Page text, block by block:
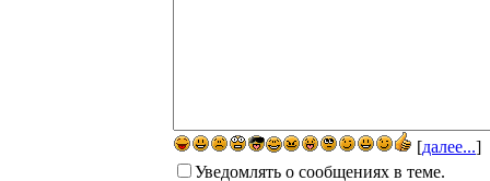
[далее...]
Уведомлять о сообщениях в теме.